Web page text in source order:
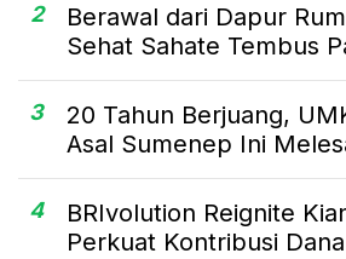
2
Berawal dari Dapur
Sehat Sahate Tembus
3
20 Tahun Berjuang,
Asal Sumenep Ini
4
BRIvolution Reignite
Perkuat Kontribusi